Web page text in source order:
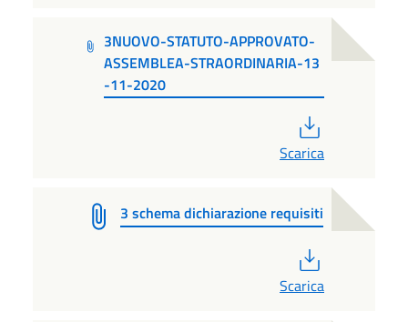
3NUOVO-STATUTO-APPROVATO-
ASSEMBLEA-STRAORDINARIA-13
-11-2020
Scarica
3 schema dichiarazione requisiti
Scarica